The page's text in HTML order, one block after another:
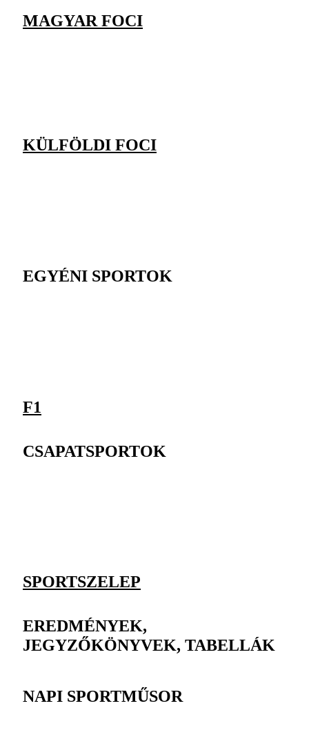
MAGYAR FOCI
KÜLFÖLDI FOCI
EGYÉNI SPORTOK
F1
CSAPATSPORTOK
SPORTSZELEP
EREDMÉNYEK,
JEGYZŐKÖNYVEK, TABELLÁK
NAPI SPORTMŰSOR